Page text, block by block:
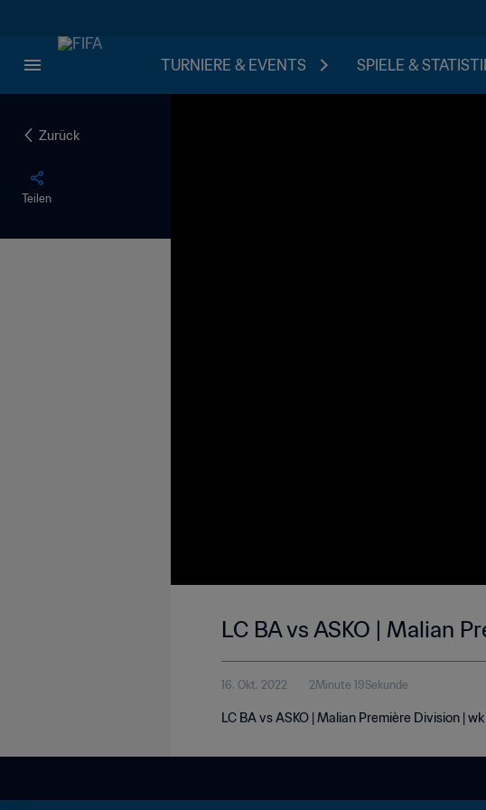
TURNIERE & EVENTS SPIELE &
Zurück
Teilen
LC BA vs ASKO | Malian
16. Okt. 2022 2Minute 19Sekunde
LC BA vs ASKO | Malian Première Division | wk